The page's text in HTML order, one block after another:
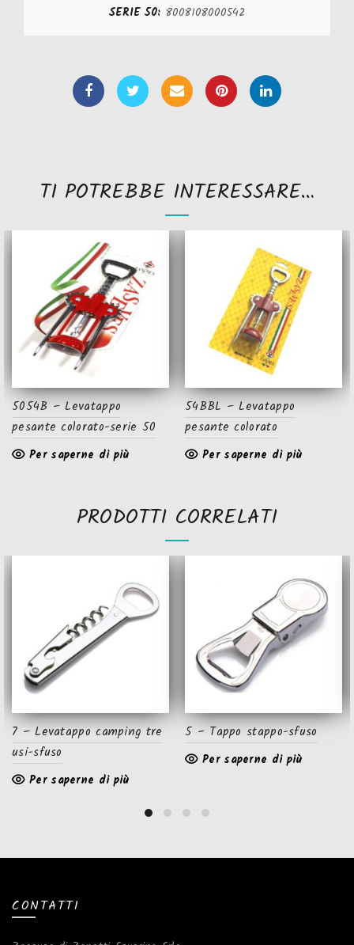
SERIE 50: 8008108000542
TI POTREBBE INTERESSARE…
5054B – Levatappo
pesante colorato-serie 50
Per saperne di più
54BBL – Levatappo
pesante colorato
Per saperne di più
PRODOTTI CORRELATI
7 – Levatappo camping tre
usi-sfuso
Per saperne di più
5 – Tappo stappo-sfuso
Per saperne di più
CONTATTI